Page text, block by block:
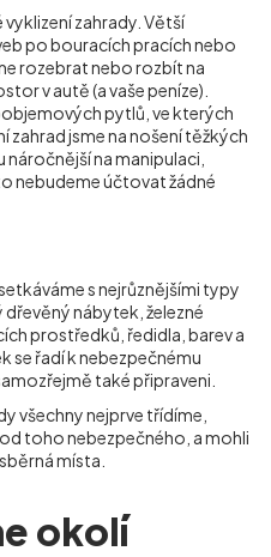
zahrady. Větší
po bouracích pracích nebo
rozebrat nebo rozbít na
v autě (a vaše peníze).
pytlů, ve kterých
zahrad jsme na nošení těžkých
na manipulaci,
nebudeme účtovat žádné
s nejrůznějšími typy
nábytek, železné
prostředků, ředidla, barev a
řadí k nebezpečnému
také připraveni.
všechny nejprve třídíme,
toho nebezpečného, a mohli
místa.
okolí